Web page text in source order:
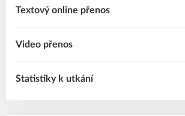
Textový online přenos
Video přenos
Statistiky k utkání